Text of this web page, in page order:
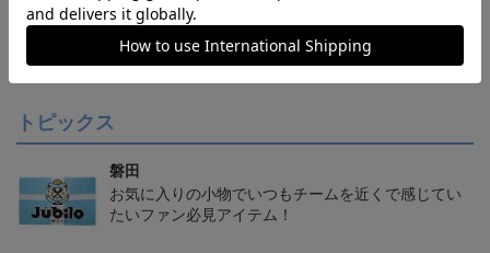
【S～4XL】2026/27ユニ
フォーム オーセンティッ
21,450円～25,950円
ジュビロ磐田 チルタリ
ス タオルマフラー
ウ タオルマフラー
トピックス
磐田
お気に入りの小物でいつもチームを近くで感じてい
たいファン必見アイテム！